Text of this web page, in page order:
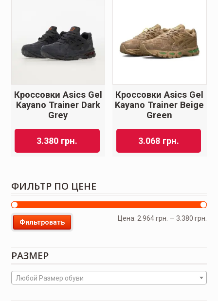
Кроссовки Asics Gel
Kayano Trainer Dark
Grey
3.380 грн.
Кроссовки Asics Gel
Kayano Trainer Beige
Green
3.068 грн.
ФИЛЬТР ПО ЦЕНЕ
Фильтровать
Цена: 2.964 грн. —3.380 грн.
РАЗМЕР
Любой Размер обуви